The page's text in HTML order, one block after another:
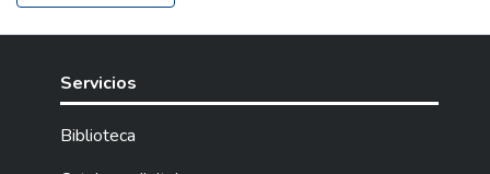
Servicios
Biblioteca